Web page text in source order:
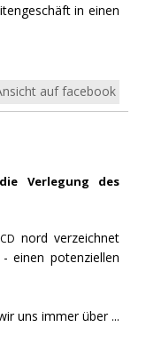
in einen
auf facebook
Verlegung des
nord verzeichnet
einen potenziellen
uns immer über ...